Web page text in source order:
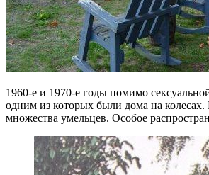
1960-е и 1970-е годы помимо
одним из которых были дома на колесах.
множества умельцев. Особое